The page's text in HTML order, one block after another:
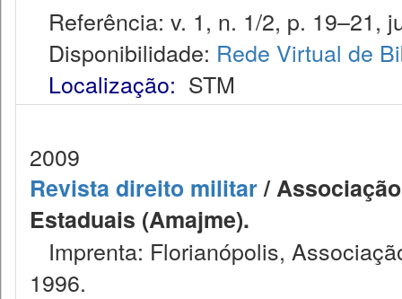
Referência: v. 1, n. 1/2, p. 19–21,
Disponibilidade: Rede Virtual de
Localização: STM
2009
Revista direito militar/
Estaduais (Amajme).
Imprenta: Florianópolis,
1996.